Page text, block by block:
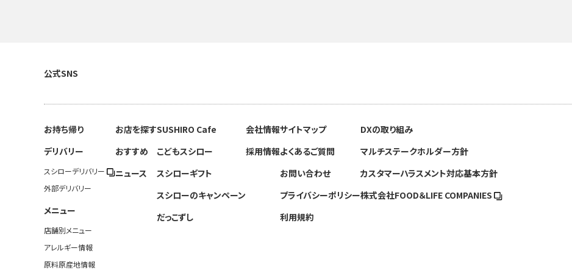
公式SNS
お持ち帰り
デリバリー
スシローデリバリー
外部デリバリー
メニュー
店舗別メニュー
アレルギー情報
原料原産地情報
お店を探す
おすすめ
ニュース
SUSHIRO Cafe
こどもスシロー
スシローギフト
スシローのキャンペーン
だっこずし
会社情報
採用情報
サイトマップ
よくあるご質問
お問い合わせ
プライバシーポリシー
利用規約
DXの取り組み
マルチステークホルダー方針
カスタマーハラスメント対応基本方針
株式会社FOOD＆LIFE COMPANIES